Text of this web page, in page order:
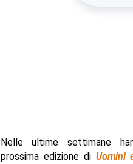
Nelle ultime settimane
prossima edizione di Uomini